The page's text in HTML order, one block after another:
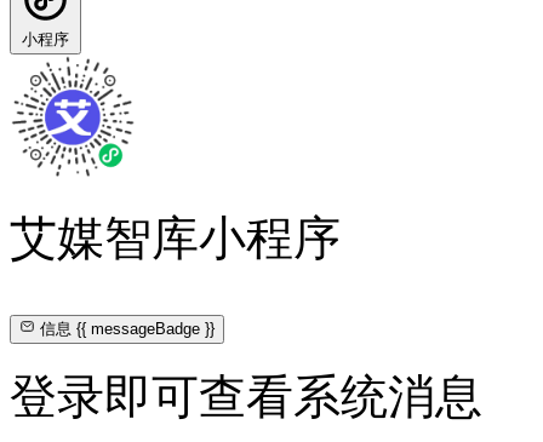
小程序
艾媒智库小程序
信息{{ messageBadge }}
登录即可查看系统消息